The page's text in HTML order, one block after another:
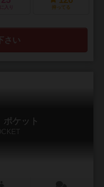
入り 持ってる
さい
ケット